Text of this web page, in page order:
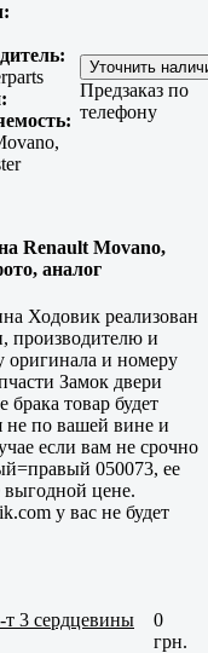
Предзаказ по
телефону
Renault Movano,
аналог
Ходовик реализован
производителю и
оригинала и номеру
Замок двери
товар будет
не по вашей вине и
если вам не срочно
050073, ее
выгодной цене.
у вас не будет
т 3 сердцевины
0
грн.